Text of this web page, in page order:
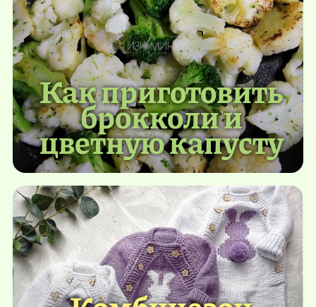
Как приготовить
брокколи и
цветную капусту